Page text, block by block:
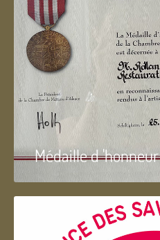
Médaille d 'honneur